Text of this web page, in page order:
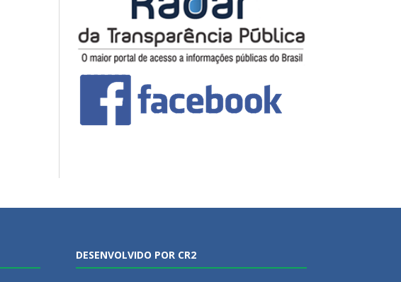
DESENVOLVIDO POR CR2